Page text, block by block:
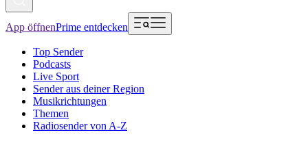
App öffnenPrime entdecken
Top Sender
Podcasts
Live Sport
Sender aus deiner Region
Musikrichtungen
Themen
Radiosender von A-Z